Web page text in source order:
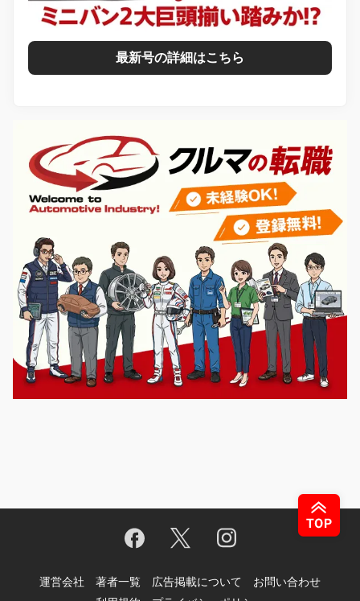
最新号の詳細はこちら
運営会社 著者一覧 広告掲載について
お問い合わせ